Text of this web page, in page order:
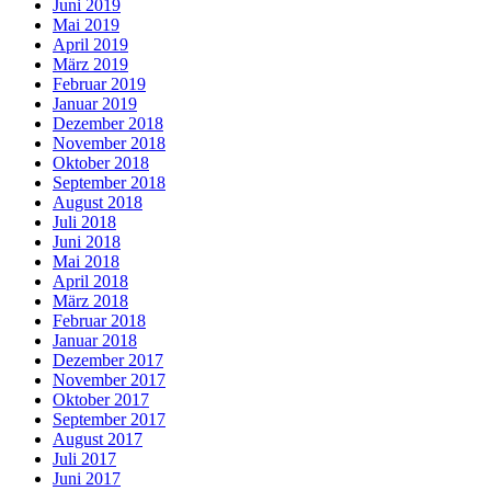
Juni 2019
Mai 2019
April 2019
März 2019
Februar 2019
Januar 2019
Dezember 2018
November 2018
Oktober 2018
September 2018
August 2018
Juli 2018
Juni 2018
Mai 2018
April 2018
März 2018
Februar 2018
Januar 2018
Dezember 2017
November 2017
Oktober 2017
September 2017
August 2017
Juli 2017
Juni 2017